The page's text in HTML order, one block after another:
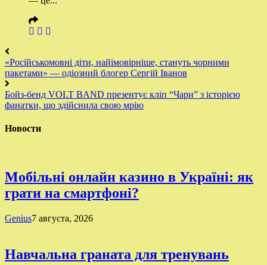
«Російськомовні діти, найімовірніше, стануть чорними
пакетами» — одіозний блогер Сергій Іванов
Бойз-бенд VOLT BAND презентує кліп “Чари” з історією
фанатки, що здійснила свою мрію
Новости
Мобільні онлайн казино в Україні: як
грати на смартфоні?
Genius7 августа, 2026
Навчальна граната для тренувань